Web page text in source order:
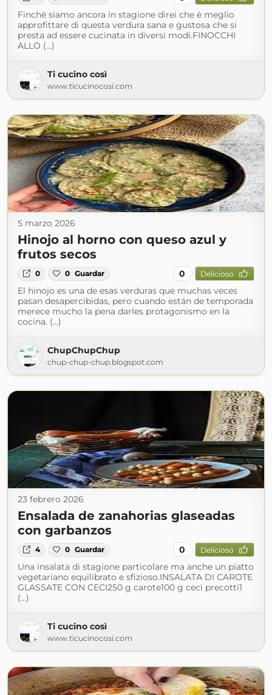
Finchè siamo ancora in stagione direi che è meglio
approfittare di questa verdura sana e gustosa che si
presta ad essere cucinata in diversi modi.FINOCCHI
ALLO (...)
Ti cucino così
www.ticucinocosi.com
5 marzo 2026
Hinojo al horno con queso azul y
frutos secos
0 0 Guardar 0 Delicioso
El hinojo es una de esas verduras que muchas veces
pasan desapercibidas, pero cuando están de temporada
merece mucho la pena darles protagonismo en la
cocina. (...)
ChupChupChup
chup-chup-chup.blogspot.com
23 febrero 2026
Ensalada de zanahorias glaseadas
con garbanzos
4 0 Guardar 0 Delicioso
Una insalata di stagione particolare ma anche un piatto
vegetariano equilibrato e sfizioso.INSALATA DI CAROTE
GLASSATE CON CECI250 g carote100 g ceci precotti1
(...)
Ti cucino così
www.ticucinocosi.com